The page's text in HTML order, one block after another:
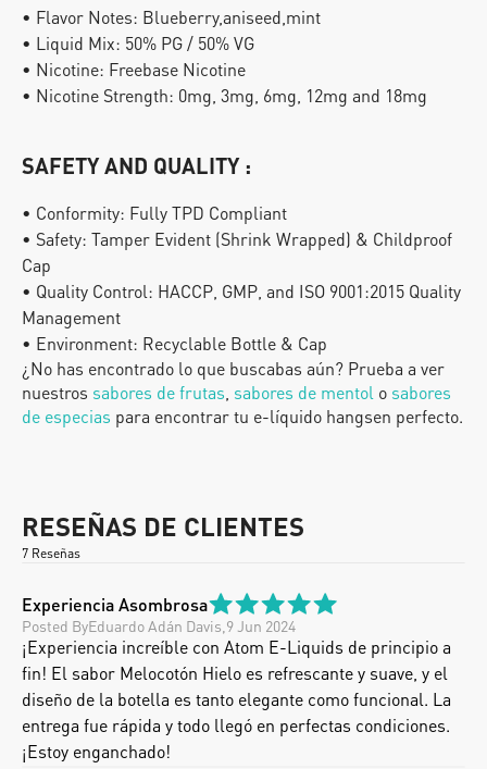
• Flavor Notes: Blueberry,aniseed,mint
• Liquid Mix: 50% PG / 50% VG
• Nicotine: Freebase Nicotine
• Nicotine Strength: 0mg, 3mg, 6mg, 12mg and 18mg
SAFETY AND QUALITY :
• Conformity: Fully TPD Compliant
• Safety: Tamper Evident (Shrink Wrapped) & Childproof
Cap
• Quality Control: HACCP, GMP, and ISO 9001:2015 Quality
Management
• Environment: Recyclable Bottle & Cap
¿No has encontrado lo que buscabas aún? Prueba a ver
nuestros sabores de frutas sabores de mentol o sabores
de especias para encontrar tu e-líquido hangsen perfecto.
RESEÑAS DE CLIENTES
7 Reseñas
Experiencia Asombrosa
Posted ByEduardo Adán Davis 9 Jun 2024
¡Experiencia increíble con Atom E-Liquids de principio a
fin! El sabor Melocotón Hielo es refrescante y suave, y el
diseño de la botella es tanto elegante como funcional. La
entrega fue rápida y todo llegó en perfectas condiciones.
¡Estoy enganchado!